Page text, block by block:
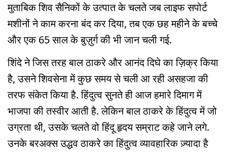
मुताबिक शिव सैनिकों के उत्पात के चलते जब लाइफ सपोर्ट
मशीनों ने काम करना बंद कर दिया, तब एक छह महीने के बच्चे
और एक 65 साल के बुज़ुर्ग की भी जान चली गई.
शिंदे ने जिस तरह बाल ठाकरे और आनंद दिघे का ज़िक्र किया
है, उसने शिवसेना में कुछ समय से चली आ रही असहजा की
तरफ संकेत किया है. हिंदुत्व सुनते ही आज हमारे दिमाग में
भाजपा की तस्वीर आती है. लेकिन बाल ठाकरे के हिंदुत्व में जो
उग्रता थी, उसके चलते वो हिंदू हृदय सम्राट कहे जाने लगे.
उनके बरअक्स उद्धव ठाकरे का हिंदुत्व व्यावहारिक ज़्यादा है